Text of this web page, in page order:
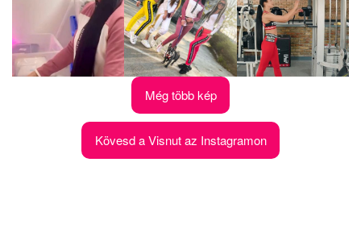
Még több kép
Kövesd a Visnut az Instagramon